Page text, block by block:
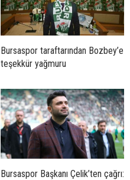
Bursaspor taraftarından Bozbey’e
teşekkür yağmuru
Bursaspor Başkanı Çelik’ten çağrı: